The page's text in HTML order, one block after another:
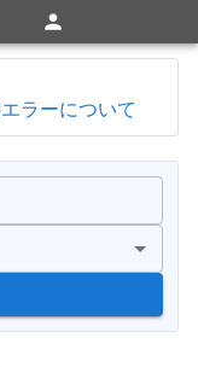
ラーについて